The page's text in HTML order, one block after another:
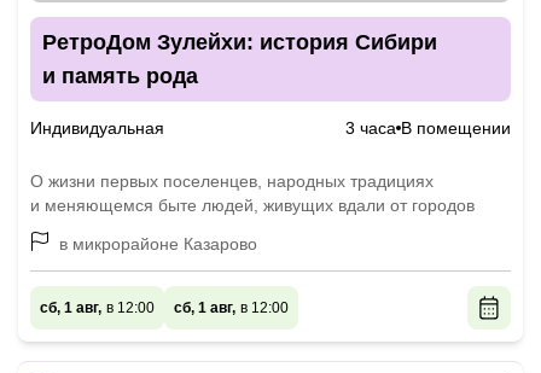
РетроДом Зулейхи: история Сибири
и память рода
Индивидуальная 3 часа В помещении
О жизни первых поселенцев, народных традициях
и меняющемся быте людей, живущих вдали от городов
в микрорайоне Казарово
сб, 1 авг, в 12:00 сб, 1 авг, в 12:00